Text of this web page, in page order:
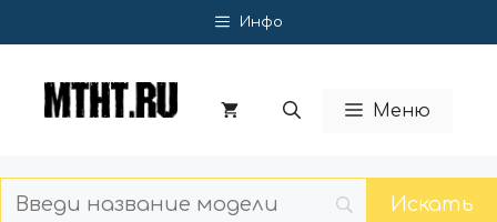
к
Инфо
Меню